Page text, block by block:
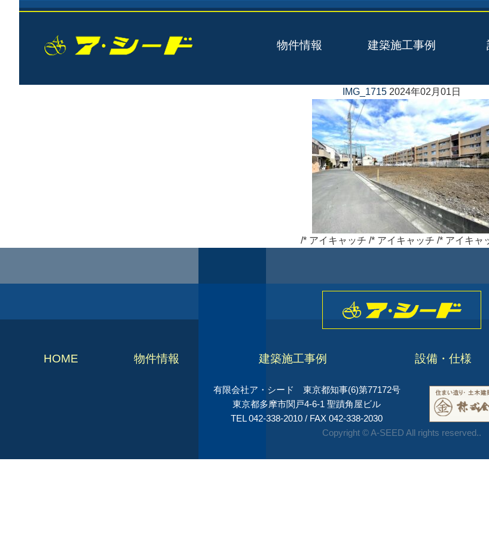
物件情報 建築施工事例
IMG_1715 2024年02月01日
/* アイキャッチ /* アイキャッチ /* アイキャ
HOME 物件情報 建築施工事例 設備・仕様
有限会社ア・シード 東京都知事(6)第77172号
東京都多摩市関戸4-6-1 聖蹟角屋ビル
TEL 042-338-2010 / FAX 042-338-2030
Copyright © A-SEED All rights reserved..